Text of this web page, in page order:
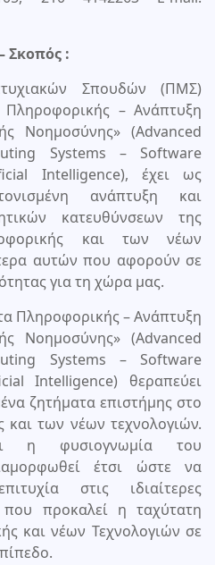
Σκοπός :
Σπουδών (ΠΜΣ)
– Ανάπτυξη
Νοημοσύνης» (Advanced
Systems – Software
Intelligence), έχει ως
ανάπτυξη και
κατευθύνσεων της
και των νέων
αυτών που αφορούν σε
για τη χώρα μας.
Πληροφορικής – Ανάπτυξη
Νοημοσύνης» (Advanced
Systems – Software
Intelligence) θεραπεύει
ζητήματα επιστήμης στο
των νέων τεχνολογιών.
η φυσιογνωμία του
έτσι ώστε να
στις ιδιαίτερες
που προκαλεί η ταχύτατη
και νέων Τεχνολογιών σε